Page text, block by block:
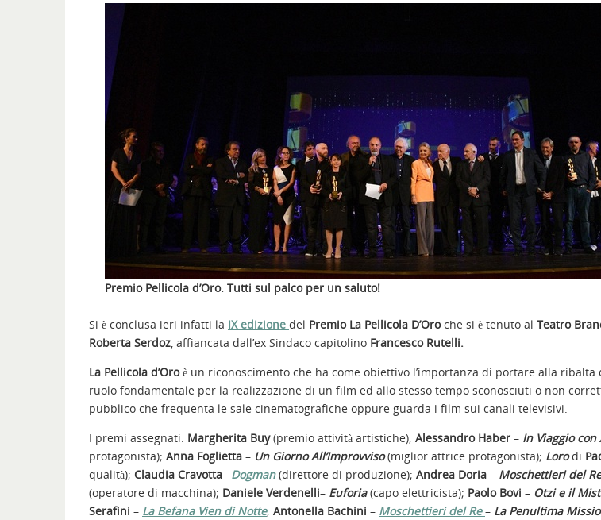
Premio Pellicola d’Oro. Tutti sul palco per un saluto!
Si è conclusa ieri infatti la IX edizione del Premio La Pellicola D’Oroche si è tenuto al Teatro
Roberta Serdoz, affiancata dall’ex Sindaco capitolino Francesco Rutelli.
La Pellicola d’Oroè un riconoscimento che ha come obiettivo l’importanza di portare alla ribalta
ruolo fondamentale per la realizzazione di un film ed allo stesso tempo sconosciuti o non
pubblico che frequenta le sale cinematografiche oppure guarda i film sui canali televisivi.
I premi assegnati: Margherita Buy(premio attività artistiche); Alessandro Haber – In Viaggio con
protagonista); Anna Foglietta – Un Giorno All’Improvviso (miglior attrice protagonista); Loro di
qualità); Claudia Cravotta –Dogman (direttore di produzione); Andrea Doria – Moschettieri del Re
(operatore di macchina); Daniele Verdenelli– Euforia (capo elettricista); Paolo Bovi – Otzi e il
Serafini – La Befana Vien di Notte; Antonella Bachini – Moschettieri del Re – La Penultima